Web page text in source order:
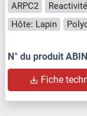
ARPC2
Hôte: Lapin
N° du produit
Fiche